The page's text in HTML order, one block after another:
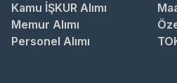
Kamu İŞKUR Alımı
Memur Alımı
Personel Alımı